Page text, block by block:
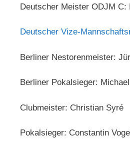
Deutscher Meister ODJM
Deutscher Vize-
Berliner Nestorenmeister:
Berliner Pokalsieger:
Clubmeister: Christian Syré
Pokalsieger: Constantin